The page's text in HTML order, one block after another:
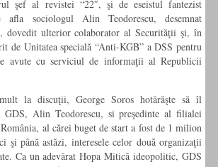
şef al revistei “22″, şi de eseistul fantezist
sociologul Alin Teodorescu, desemnat
dovedit ulterior colaborator al Securităţii şi, în
de Unitatea specială “Anti-KGB” a DSS pentru
avute cu serviciul de informaţii al Republicii
la discuţii, George Soros hotărăşte să îl
GDS, Alin Teodorescu, si preşedinte al filialei
al cărei buget de start a fost de 1 milion
şi până astăzi, interesele celor două organizaţii
Ca un adevărat Hopa Mitică ideopolitic, GDS